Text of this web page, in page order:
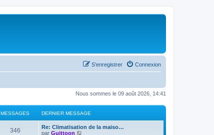
Connexion
S’enregistrer
Nous sommes le 09 août 2026, 14:41
MESSAGES DERNIER MESSAGE
346
Re: Climatisation de la maiso…
par Guittoon